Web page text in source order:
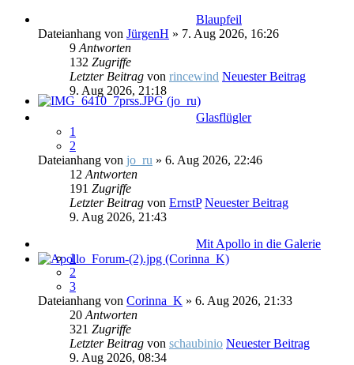
Blaupfeil
Dateianhang von JürgenH » 7. Aug 2026, 16:26
9 Antworten
132 Zugriffe
Letzter Beitrag von rincewind Neuester Beitrag
9. Aug 2026, 21:18
Glasflügler
1
2
Dateianhang von jo_ru » 6. Aug 2026, 22:46
12 Antworten
191 Zugriffe
Letzter Beitrag von ErnstP Neuester Beitrag
9. Aug 2026, 21:43
Mit Apollo in die Galerie
1
2
3
Dateianhang von Corinna_K » 6. Aug 2026, 21:33
20 Antworten
321 Zugriffe
Letzter Beitrag von schaubinio Neuester Beitrag
9. Aug 2026, 08:34